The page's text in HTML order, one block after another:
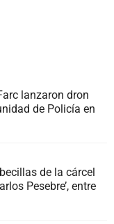
lanzaron dron
de Policía en
de la cárcel
Pesebre’, entre